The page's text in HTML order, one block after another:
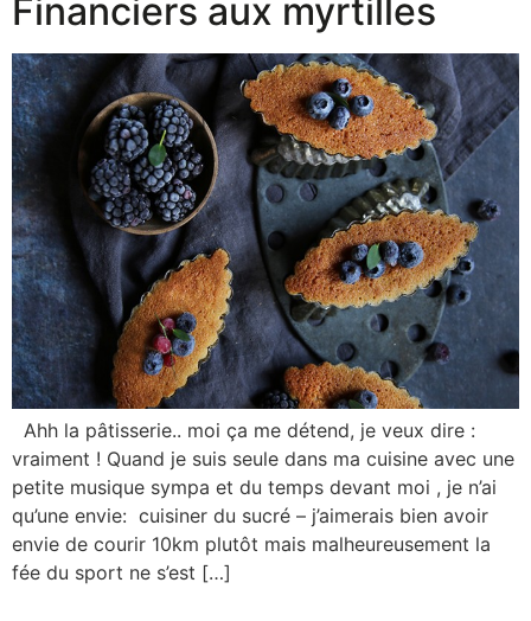
Financiers aux myrtilles
Ahh la pâtisserie.. moi ça me détend, je veux dire :
vraiment ! Quand je suis seule dans ma cuisine avec une
petite musique sympa et du temps devant moi , je n’ai
qu’une envie: cuisiner du sucré – j’aimerais bien avoir
envie de courir 10km plutôt mais malheureusement la
fée du sport ne s’est […]